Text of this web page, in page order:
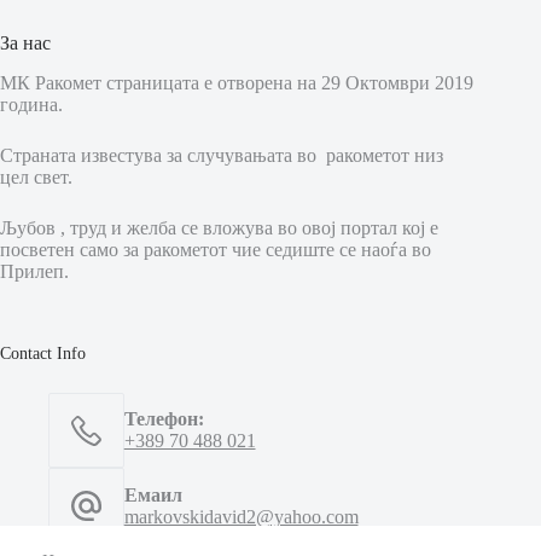
За нас
МК Ракомет страницата е отворена на 29 Октомври 2019
година.
Страната известува за случувањата во ракометот низ
цел свет.
Љубов , труд и желба се вложува во овој портал кој е
посветен само за ракометот чие седиште се наоѓа во
Прилеп.
Contact Info
Телефон:
+389 70 488 021
Емаил
markovskidavid2@yahoo.com